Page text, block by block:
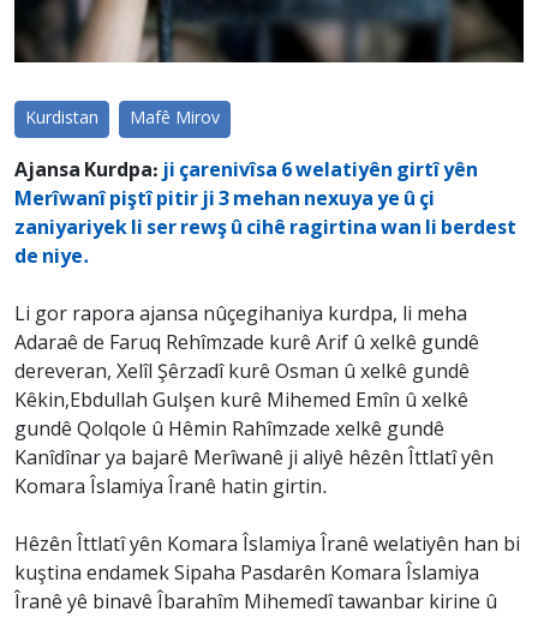
Kurdistan Mafê Mirov
Ajansa Kurdpa: ji çarenivîsa 6 welatiyên girtî yên
Merîwanî piştî pitir ji 3 mehan nexuya ye û çi
zaniyariyek li ser rewş û cihê ragirtina wan li berdest
de niye.
Li gor rapora ajansa nûçegihaniya kurdpa, li meha
Adaraê de Faruq Rehîmzade kurê Arif û xelkê gundê
dereveran, Xelîl Şêrzadî kurê Osman û xelkê gundê
Kêkin,Ebdullah Gulşen kurê Mihemed Emîn û xelkê
gundê Qolqole û Hêmin Rahîmzade xelkê gundê
Kanîdînar ya bajarê Merîwanê ji aliyê hêzên Îttlatî yên
Komara Îslamiya Îranê hatin girtin.
Hêzên Îttlatî yên Komara Îslamiya Îranê welatiyên han bi
kuştina endamek Sipaha Pasdarên Komara Îslamiya
Îranê yê binavê Îbarahîm Mihemedî tawanbar kirine û